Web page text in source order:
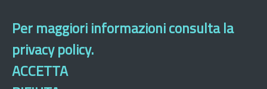
Per maggiori informazioni consulta la
privacy policy.
ACCETTA